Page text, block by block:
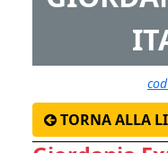
TORNA ALLA